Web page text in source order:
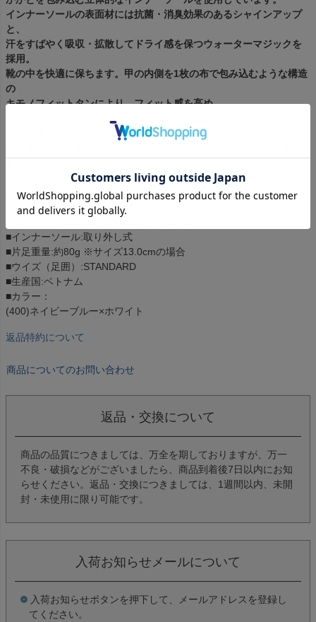
インナーソールの表面材には抗菌・消臭効果のあるシャインアップ
と、
汗をすばやく吸収・拡散してドライ感を保つウォーターマジックを
採用。
靴の中を快適に保ちます。甲の内側を1枚の布で包み込むような構造
の
キモノフィットタンにより、フィット感を高め、
ラッセルメッシュを使用。街灯や車のライトなどの光を
■素材：
アウトソール: ゴム底
■インナーソール:取り外し式
■片足重量:約80g ※サイズ13.0cmの場合
■ウイズ（足囲）:STANDARD
■生産国:ベトナム
■カラー：
(400)ネイビーブルー×ホワイト
返品特約について
商品についてのお問い合わせ
返品・交換について
商品の品質につきましては、万全を期しておりますが、万一
不良・破損などがございましたら、商品到着後7日以内にお知
らせください。返品・交換につきましては、1週間以内、未開
封・未使用に限り可能です。
入荷お知らせメールについて
入荷お知らせボタンを押下して、メールアドレスを登録し
てください。